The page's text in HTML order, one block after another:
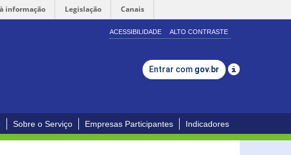
informação Legislação Canais
ACESSIBILIDADE ALTO CONTRASTE
Entrar com gov.br
Sobre o Serviço Empresas Participantes Indicadores